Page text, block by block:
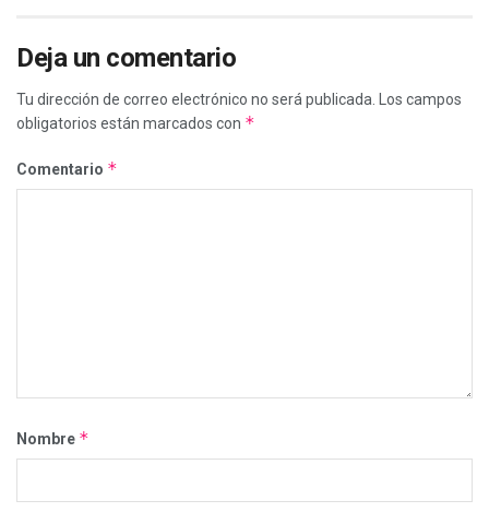
Deja un comentario
Tu dirección de correo electrónico no será publicada.
Los campos
obligatorios están marcados con *
Comentario *
Nombre *